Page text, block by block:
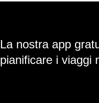
La nostra app
pianificare i viaggi